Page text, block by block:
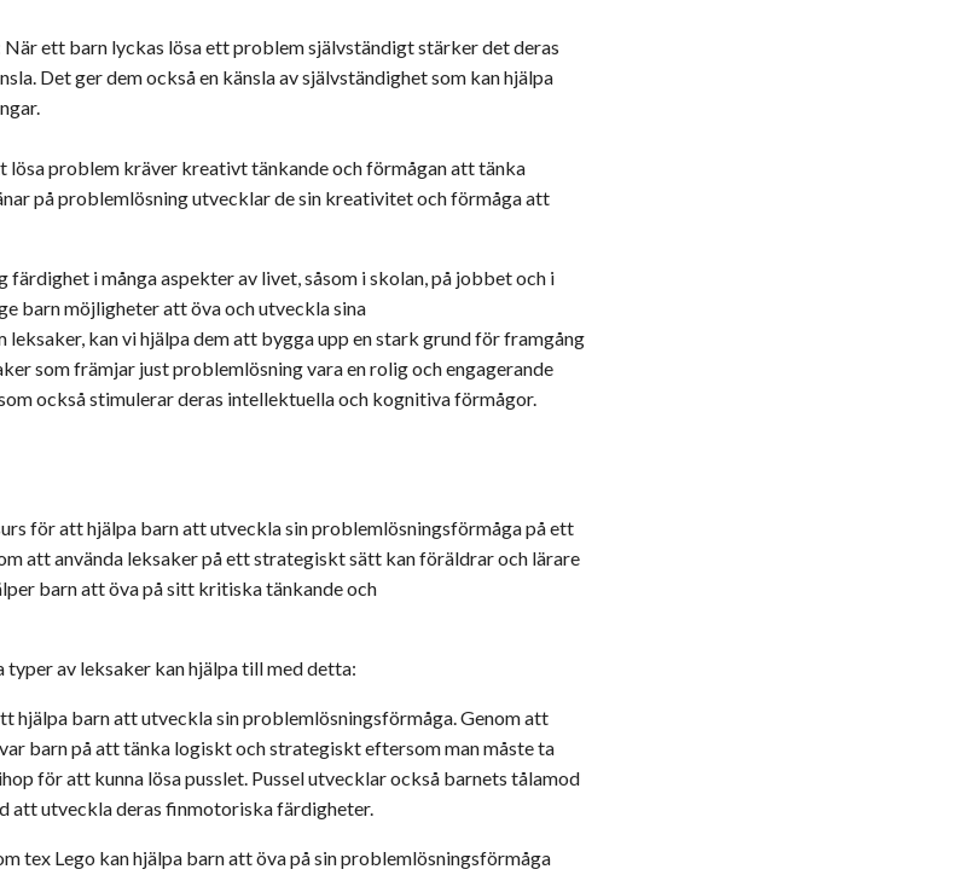
ett barn lyckas lösa ett problem självständigt stärker det deras
Det ger dem också en känsla av självständighet som kan hjälpa
problem kräver kreativt tänkande och förmågan att tänka
på problemlösning utvecklar de sin kreativitet och förmåga att
i många aspekter av livet, såsom i skolan, på jobbet och i
barn möjligheter att öva och utveckla sina
kan vi hjälpa dem att bygga upp en stark grund för framgång
som främjar just problemlösning vara en rolig och engagerande
också stimulerar deras intellektuella och kognitiva förmågor.
för att hjälpa barn att utveckla sin problemlösningsförmåga på ett
att använda leksaker på ett strategiskt sätt kan föräldrar och lärare
barn att öva på sitt kritiska tänkande och
typer av leksaker kan hjälpa till med detta:
hjälpa barn att utveckla sin problemlösningsförmåga. Genom att
barn på att tänka logiskt och strategiskt eftersom man måste ta
för att kunna lösa pusslet. Pussel utvecklar också barnets tålamod
att utveckla deras finmotoriska färdigheter.
tex Lego kan hjälpa barn att öva på sin problemlösningsförmåga